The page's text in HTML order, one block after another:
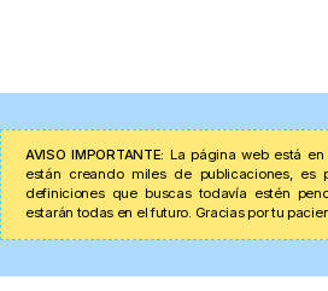
AVISO IMPORTANTE: La página web está
están creando miles de publicaciones, es
definiciones que buscas todavía estén
estarán todas en el futuro. Gracias por tu